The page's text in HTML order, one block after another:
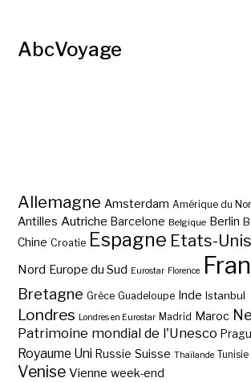
AbcVoyage
Allemagne Amsterdam Amérique du
Antilles Autriche Barcelone Belgique Berlin
Chine Croatie Espagne Etats-Unis
Nord Europe du Sud Eurostar Florence
Bretagne Grèce Guadeloupe Inde Istanbul
Londres Londres en Eurostar Madrid Maroc
Patrimoine mondial de l'Unesco
Royaume Uni Russie Suisse Thaïlande Tunisie
Venise Vienne week-end